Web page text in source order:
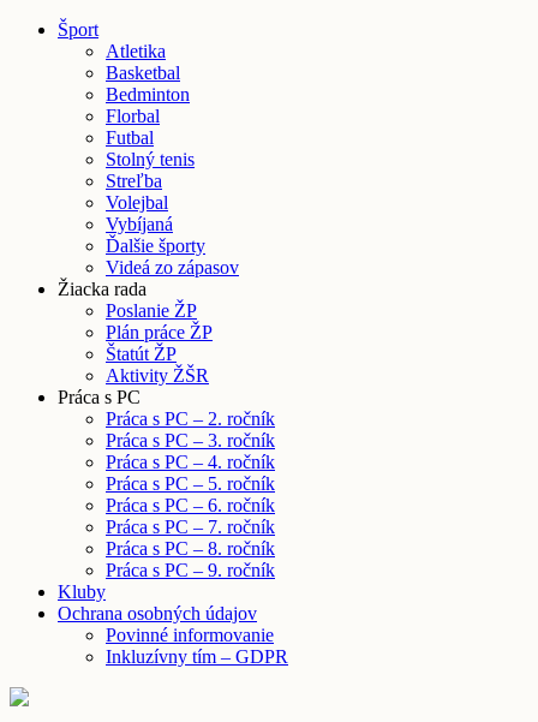
Šport
Atletika
Basketbal
Bedminton
Florbal
Futbal
Stolný tenis
Streľba
Volejbal
Vybíjaná
Ďalšie športy
Videá zo zápasov
Žiacka rada
Poslanie ŽP
Plán práce ŽP
Štatút ŽP
Aktivity ŽŠR
Práca s PC
Práca s PC – 2. ročník
Práca s PC – 3. ročník
Práca s PC – 4. ročník
Práca s PC – 5. ročník
Práca s PC – 6. ročník
Práca s PC – 7. ročník
Práca s PC – 8. ročník
Práca s PC – 9. ročník
Kluby
Ochrana osobných údajov
Povinné informovanie
Inkluzívny tím – GDPR